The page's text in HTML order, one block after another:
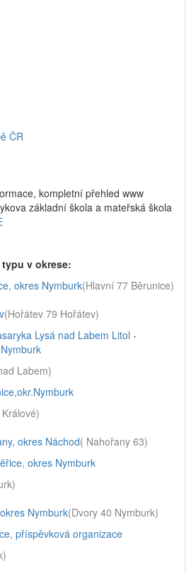
ČR
kompletní přehled www
základní škola a mateřská škola
v okrese:
okres Nymburk(Hlavní 77 Běrunice)
(Hořátev 79 Hořátev)
Lysá nad Labem Litol -
Labem)
okres Náchod( Nahořany 63)
okres Nymburk
Nymburk(Dvory 40 Nymburk)
příspěvková organizace